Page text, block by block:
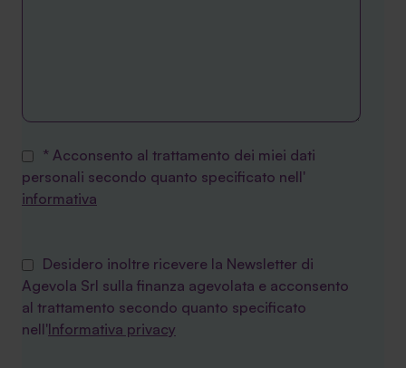
* Acconsento al trattamento dei miei dati
personali secondo quanto specificato nell'
informativa
Desidero inoltre ricevere la Newsletter di
Agevola Srl sulla finanza agevolata e acconsento
al trattamento secondo quanto specificato
nell'Informativa privacy